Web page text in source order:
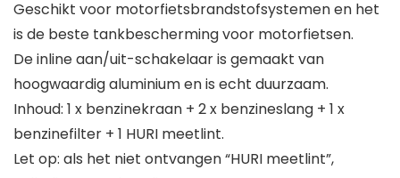
Geschikt voor motorfietsbrandstofsystemen en het
is de beste tankbescherming voor motorfietsen.
De inline aan/uit-schakelaar is gemaakt van
hoogwaardig aluminium en is echt duurzaam.
Inhoud: 1 x benzinekraan + 2 x benzineslang + 1 x
benzinefilter + 1 HURI meetlint.
Let op: als het niet ontvangen “HURI meetlint”,